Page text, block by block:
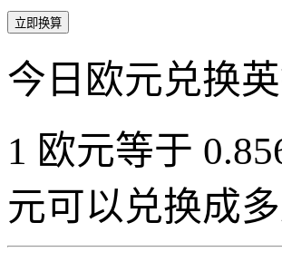
立即换算
今日欧元兑换
1 欧元等于
元可以兑换成